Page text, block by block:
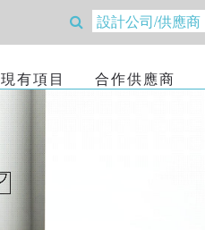
現有項目 合作供應商